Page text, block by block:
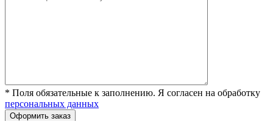
* Поля обязательные к заполнению. Я согласен на обработку
персональных данных